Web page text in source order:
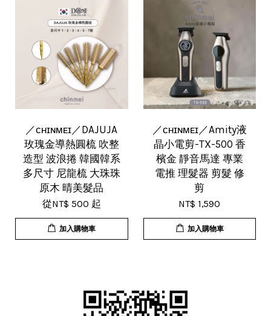
／ᴄʜɪɴᴍᴇɪ／DAJUJA
玫瑰金導熱圓梳 吹整
造型 波浪捲 韓國韓系
多尺寸 尼龍梳 大珠珠
原木 晴美髮品
從NT$ 500 起
加入購物車
／ᴄʜɪɴᴍᴇɪ／Amity液
晶小電剪-TX-500 香
檳金 靜音馬達 專業
電推 理髮器 剪髮 修
剪
NT$ 1,590
加入購物車